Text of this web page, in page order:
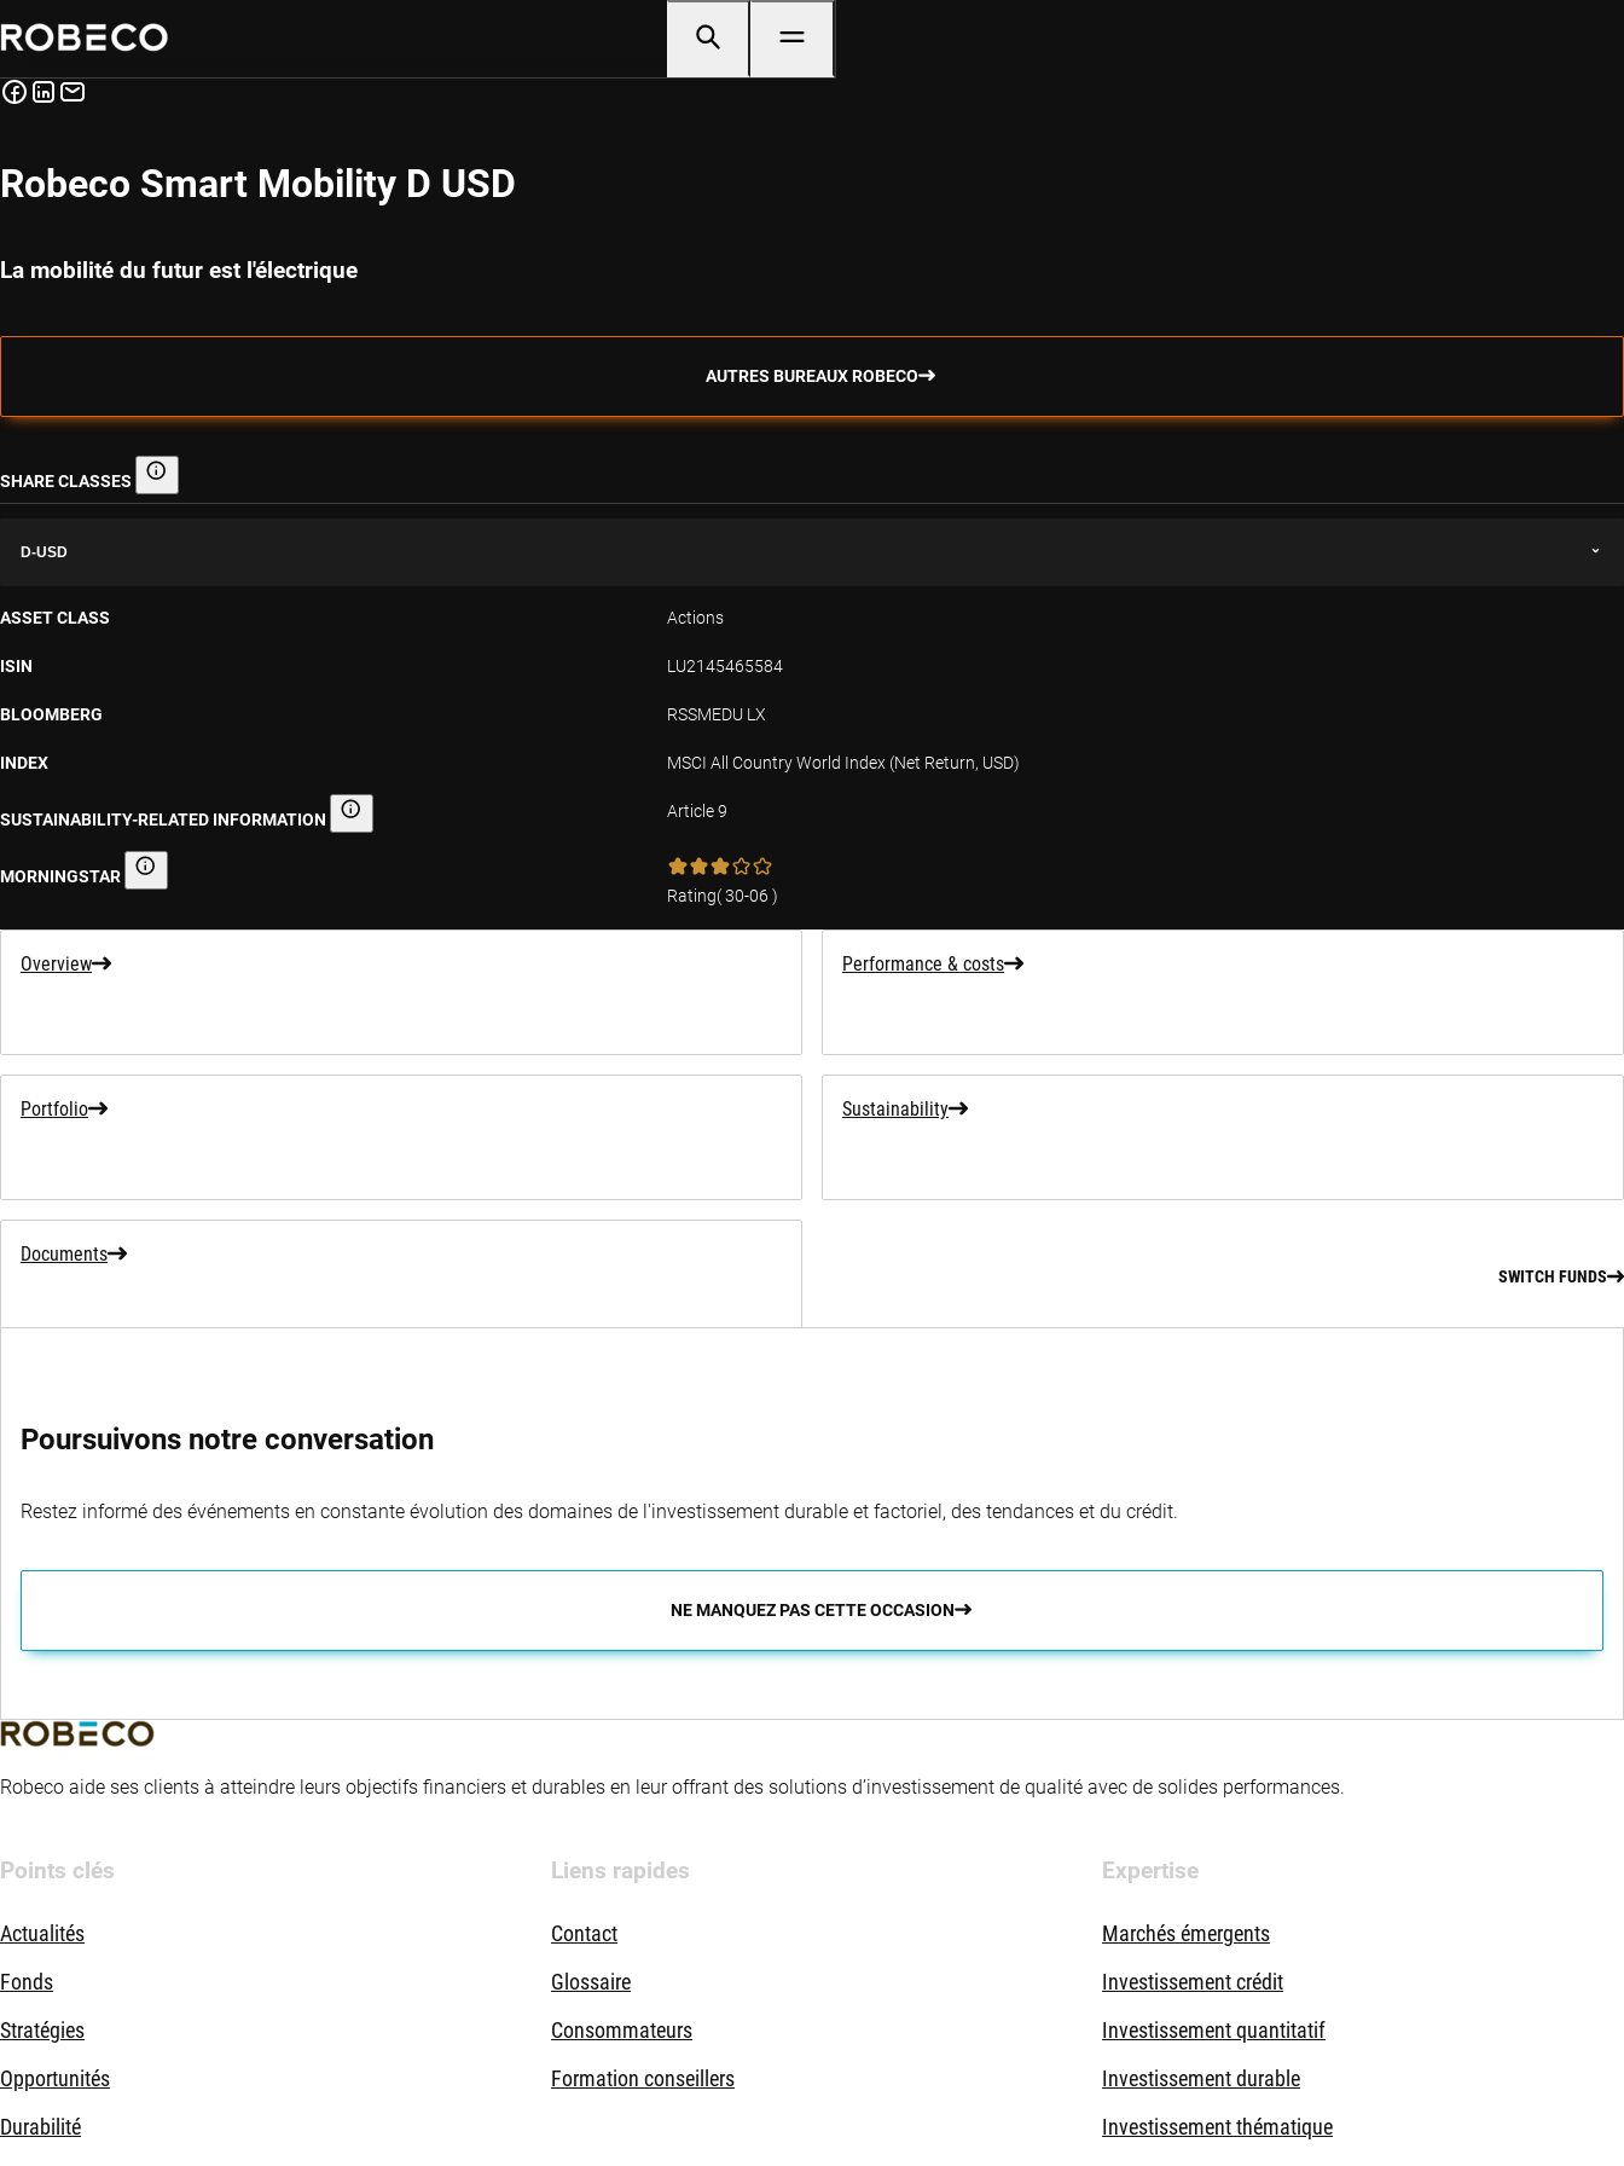
Robeco Smart Mobility D USD
La mobilité du futur est l'électrique
AUTRES BUREAUX ROBECO
SHARE CLASSES Share classes
D-USD
ASSET CLASS Actions
ISIN LU2145465584
BLOOMBERG RSSMEDU LX
INDEX MSCI All Country World Index (Net Return, USD)
SUSTAINABILITY-RELATED INFORMATION Sustainability-related information Article 9
MORNINGSTAR Morningstar
Rating(30-06 )
Overview Performance & costs
Portfolio Sustainability
Documents
SWITCH FUNDS
Poursuivons notre conversation
Restez informé des événements en constante évolution des domaines de l'investissement durable et factoriel, des tendances et du crédit.
NE MANQUEZ PAS CETTE OCCASION
Robeco aide ses clients à atteindre leurs objectifs financiers et durables en leur offrant des solutions d’investissement de qualité avec de solides performances.
Points clés
Actualités
Fonds
Stratégies
Opportunités
Durabilité
Liens rapides
Contact
Glossaire
Consommateurs
Formation conseillers
Expertise
Marchés émergents
Investissement crédit
Investissement quantitatif
Investissement durable
Investissement thématique